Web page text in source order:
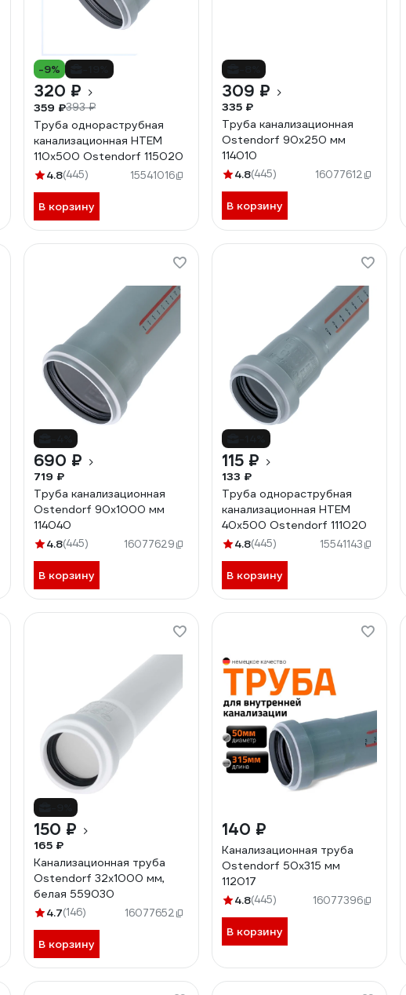
-9%
320 ₽
359 ₽393 ₽
Труба однораструбная
канализационная HTEM
110х500 Ostendorf 115020
4.8(445) 15541016
В корзину
309 ₽
335 ₽
Труба канализационная
Ostendorf 90х250 мм
114010
4.8(445) 16077612
В корзину
690 ₽
719 ₽
Труба канализационная
Ostendorf 90х1000 мм
114040
4.8(445) 16077629
В корзину
115 ₽
133 ₽
Труба однораструбная
канализационная HTEM
40х500 Ostendorf 111020
4.8(445) 15541143
В корзину
150 ₽
165 ₽
Канализационная труба
Ostendorf 32х1000 мм,
белая 559030
4.7(146) 16077652
В корзину
140 ₽
Канализационная труба
Ostendorf 50х315 мм
112017
4.8(445) 16077396
В корзину